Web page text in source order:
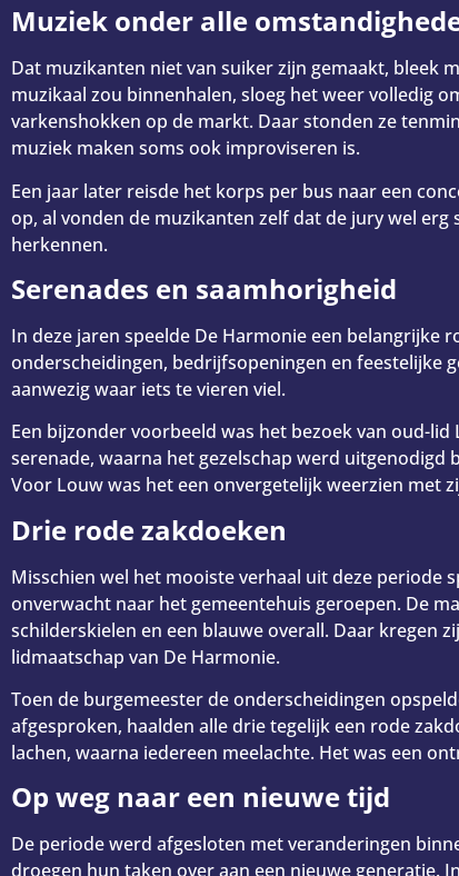
Muziek onder alle
Dat muzikanten niet van suiker zijn gemaakt, bleek
muzikaal zou binnenhalen, sloeg het weer volledig
varkenshokken op de markt. Daar stonden ze
muziek maken soms ook improviseren is.
Een jaar later reisde het korps per bus naar een
op, al vonden de muzikanten zelf dat de jury wel
herkennen.
Serenades en saamhorigheid
In deze jaren speelde De Harmonie een belangrijke
onderscheidingen, bedrijfsopeningen en feestelijke
aanwezig waar iets te vieren viel.
Een bijzonder voorbeeld was het bezoek van oud-
serenade, waarna het gezelschap werd
Voor Louw was het een onvergetelijk weerzien met
Drie rode zakdoeken
Misschien wel het mooiste verhaal uit deze periode
onverwacht naar het gemeentehuis geroepen. De
schilderskielen en een blauwe overall. Daar kregen
lidmaatschap van De Harmonie.
Toen de burgemeester de onderscheidingen
afgesproken, haalden alle drie tegelijk een rode
lachen, waarna iedereen meelachte. Het was een
Op weg naar een nieuwe tijd
De periode werd afgesloten met veranderingen
droegen hun taken over aan een nieuwe generatie.